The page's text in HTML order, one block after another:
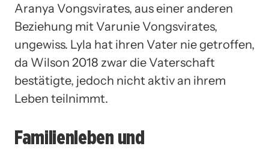
Aranya Vongsvirates, aus einer anderen
Beziehung mit Varunie Vongsvirates,
ungewiss. Lyla hat ihren Vater nie getroffen,
da Wilson 2018 zwar die Vaterschaft
bestätigte, jedoch nicht aktiv an ihrem
Leben teilnimmt.
Familienleben und